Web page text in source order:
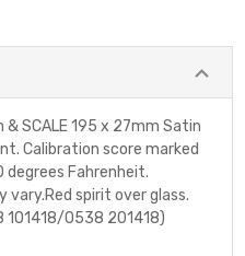
& SCALE 195 x 27mm Satin
Calibration score marked
degrees Fahrenheit.
vary.Red spirit over glass.
0538 201418)